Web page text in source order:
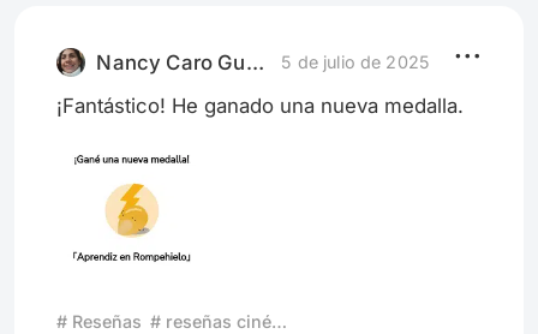
cónclave, que no solo ten
Nancy Caro Gutiérrez 5 de julio de 2025
¡Fantástico! He ganado una nueva medalla.
# Reseñas # reseñas cinéfilas